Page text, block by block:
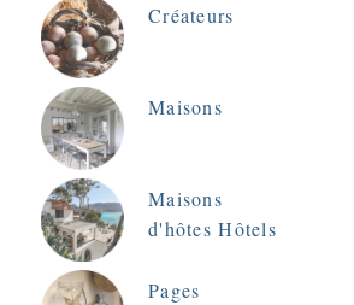
Créateurs
Maisons
Maisons
d'hôtes Hôtels
Pages